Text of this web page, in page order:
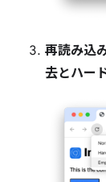
再読み込
去とハー